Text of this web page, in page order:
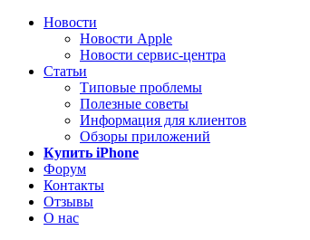
Новости
Новости Apple
Новости сервис-центра
Статьи
Типовые проблемы
Полезные советы
Информация для клиентов
Обзоры приложений
Купить iPhone
Форум
Контакты
Отзывы
О нас